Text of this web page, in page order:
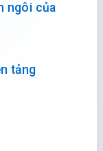
ngôi của
tảng